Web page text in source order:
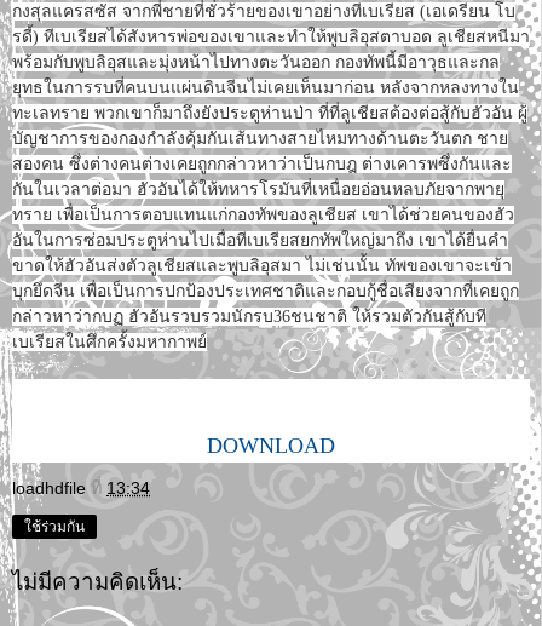
กงสุลแครสซัส จากพี่ชายที่ชั่วร้ายของเขาอย่างทีเบเรียส (เอเดรียน โบ
รดี้) ทีเบเรียสได้สังหารพ่อของเขาและทำให้พูบลิอุสตาบอด ลูเชียสหนีมา
พร้อมกับพูบลิอุสและมุ่งหน้าไปทางตะวันออก กองทัพนี้มีอาวุธและกล
ยุทธในการรบที่คนบนแผ่นดินจีนไม่เคยเห็นมาก่อน หลังจากหลงทางใน
ทะเลทราย พวกเขาก็มาถึงยังประตูห่านป่า ที่ที่ลูเชียสต้องต่อสู้กับฮัวอัน ผู้
บัญชาการของกองกำลังคุ้มกันเส้นทางสายไหมทางด้านตะวันตก ชาย
สองคน ซึ่งต่างคนต่างเคยถูกกล่าวหาว่าเป็นกบฎ ต่างเคารพซึ่งกันและ
กันในเวลาต่อมา ฮัวอันได้ให้ทหารโรมันที่เหนื่อยอ่อนหลบภัยจากพายุ
ทราย เพื่อเป็นการตอบแทนแก่กองทัพของลูเชียส เขาได้ช่วยคนของฮัว
อันในการซ่อมประตูห่านไปเมื่อทีเบเรียสยกทัพใหญ่มาถึง เขาได้ยื่นคำ
ขาดให้ฮัวอันส่งตัวลูเชียสและพูบลิอุสมา ไม่เช่นนั้น ทัพของเขาจะเข้า
บุกยึดจีน เพื่อเป็นการปกป้องประเทศชาติและกอบกู้ชื่อเสียงจากที่เคยถูก
กล่าวหาว่ากบฏ ฮัวอันรวบรวมนักรบ36ชนชาติ ให้รวมตัวกันสู้กับที
เบเรียสในศึกครั้งมหากาพย์
DOWNLOAD
loadhdfile ที่ 13:34
ใช้ร่วมกัน
ไม่มีความคิดเห็น: